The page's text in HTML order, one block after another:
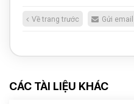
Về trang trước Gửi email
CÁC TÀI LIỆU KHÁC